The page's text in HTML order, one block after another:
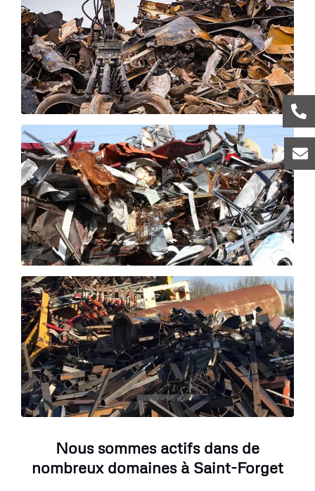
Nous sommes actifs dans de
nombreux domaines à Saint-Forget